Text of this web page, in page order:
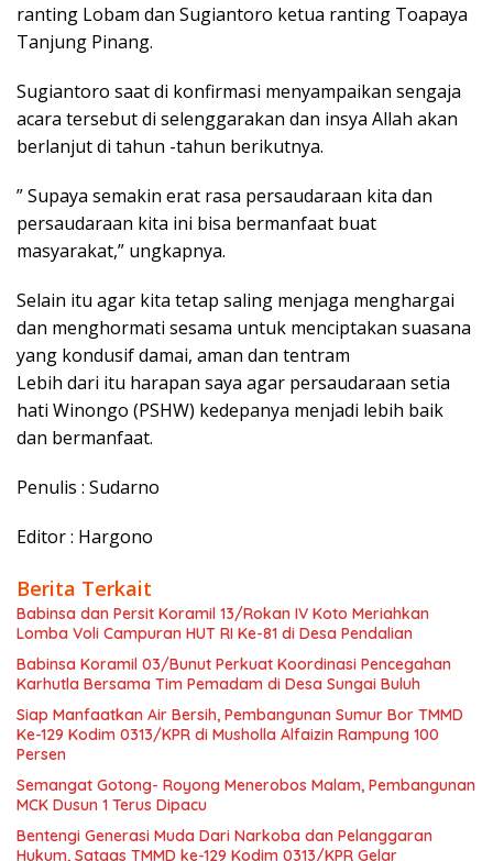
ranting Lobam dan Sugiantoro ketua ranting Toapaya
Tanjung Pinang.
Sugiantoro saat di konfirmasi menyampaikan sengaja
acara tersebut di selenggarakan dan insya Allah akan
berlanjut di tahun -tahun berikutnya.
” Supaya semakin erat rasa persaudaraan kita dan
persaudaraan kita ini bisa bermanfaat buat
masyarakat,” ungkapnya.
Selain itu agar kita tetap saling menjaga menghargai
dan menghormati sesama untuk menciptakan suasana
yang kondusif damai, aman dan tentram
Lebih dari itu harapan saya agar persaudaraan setia
hati Winongo (PSHW) kedepanya menjadi lebih baik
dan bermanfaat.
Penulis : Sudarno
Editor : Hargono
Berita Terkait
Babinsa dan Persit Koramil 13/Rokan IV Koto Meriahkan
Lomba Voli Campuran HUT RI Ke-81 di Desa Pendalian
Babinsa Koramil 03/Bunut Perkuat Koordinasi Pencegahan
Karhutla Bersama Tim Pemadam di Desa Sungai Buluh
Siap Manfaatkan Air Bersih, Pembangunan Sumur Bor TMMD
Ke-129 Kodim 0313/KPR di Musholla Alfaizin Rampung 100
Persen
Semangat Gotong- Royong Menerobos Malam, Pembangunan
MCK Dusun 1 Terus Dipacu
Bentengi Generasi Muda Dari Narkoba dan Pelanggaran
Hukum, Satgas TMMD ke-129 Kodim 0313/KPR Gelar